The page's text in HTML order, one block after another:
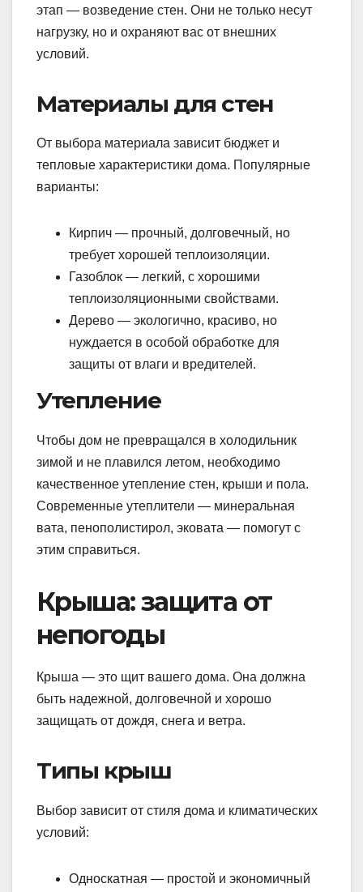
этап — возведение стен. Они не только несут
нагрузку, но и охраняют вас от внешних
условий.
Материалы для стен
От выбора материала зависит бюджет и
тепловые характеристики дома. Популярные
варианты:
Кирпич — прочный, долговечный, но
требует хорошей теплоизоляции.
Газоблок — легкий, с хорошими
теплоизоляционными свойствами.
Дерево — экологично, красиво, но
нуждается в особой обработке для
защиты от влаги и вредителей.
Утепление
Чтобы дом не превращался в холодильник
зимой и не плавился летом, необходимо
качественное утепление стен, крыши и пола.
Современные утеплители — минеральная
вата, пенополистирол, эковата — помогут с
этим справиться.
Крыша: защита от
непогоды
Крыша — это щит вашего дома. Она должна
быть надежной, долговечной и хорошо
защищать от дождя, снега и ветра.
Типы крыш
Выбор зависит от стиля дома и климатических
условий:
Односкатная — простой и экономичный